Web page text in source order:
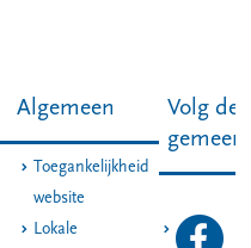
Algemeen
Toegankelijkheid
website
Lokale
Volg de